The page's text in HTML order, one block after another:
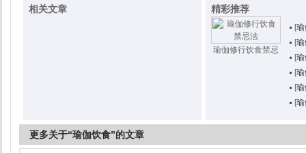
相关文章 精彩推荐
瑜伽修行饮食禁忌
[
[
[
[
[
[
更多关于“瑜伽饮食”的文章